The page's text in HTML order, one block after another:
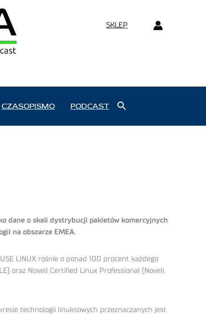
SKLEP
CZASOPISMO PODCAST
dane o skali dystrybucji pakietów komercyjnych
na obszarze EMEA.
LINUX rośnie o ponad 100 procent każdego
oraz Novell Certified Linux Professional (Novell
technologii linuksowych przeznaczanych jest